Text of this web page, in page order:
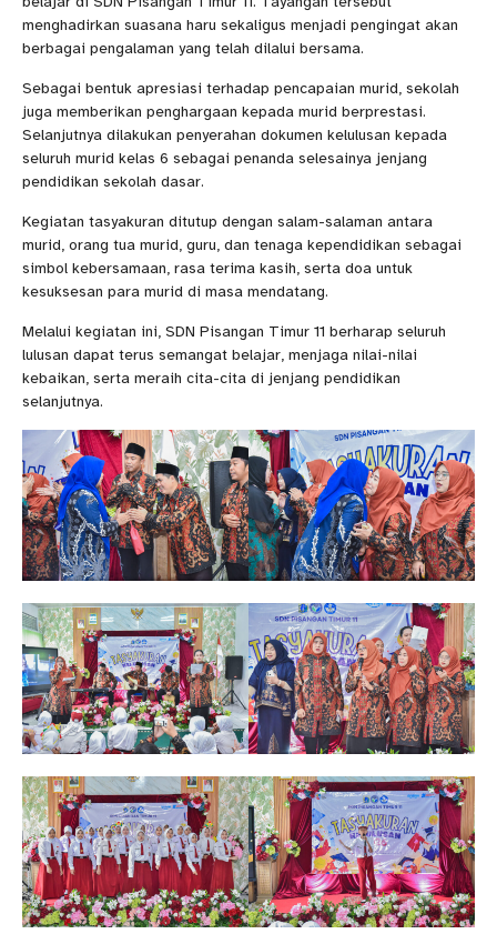
menghadirkan suasana haru sekaligus menjadi pengingat akan
berbagai pengalaman yang telah dilalui bersama.
Sebagai bentuk apresiasi terhadap pencapaian murid, sekolah
juga memberikan penghargaan kepada murid berprestasi.
Selanjutnya dilakukan penyerahan dokumen kelulusan kepada
seluruh murid kelas 6 sebagai penanda selesainya jenjang
pendidikan sekolah dasar.
Kegiatan tasyakuran ditutup dengan salam-salaman antara
murid, orang tua murid, guru, dan tenaga kependidikan sebagai
simbol kebersamaan, rasa terima kasih, serta doa untuk
kesuksesan para murid di masa mendatang.
Melalui kegiatan ini, SDN Pisangan Timur 11 berharap seluruh
lulusan dapat terus semangat belajar, menjaga nilai-nilai
kebaikan, serta meraih cita-cita di jenjang pendidikan
selanjutnya.